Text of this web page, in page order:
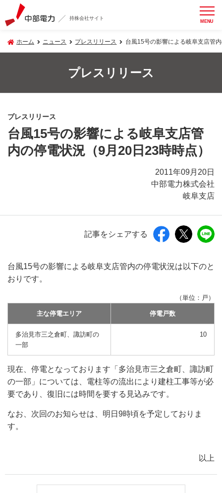
持株会社サイト MENU
ホーム ニュース プレスリリース 台風15号の影響による岐阜支店管
プレスリリース
プレスリリース
台風15号の影響による岐阜支店管
内の停電状況（9月20日23時時点）
2011年09月20日
中部電力株式会社
岐阜支店
記事をシェアする
台風15号の影響による岐阜支店管内の停電状況は以下のと
おりです。
（単位：戸）
主な停電エリア 停電戸数
多治見市三之倉町、諏訪町の
一部
10
現在、停電となっております「多治見市三之倉町、諏訪町
の一部」については、電柱等の流出により建柱工事等が必
要であり、復旧には時間を要する見込みです。
なお、次回のお知らせは、明日9時頃を予定しておりま
す。
以上